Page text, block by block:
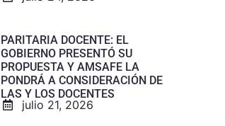
PARITARIA DOCENTE: EL
GOBIERNO PRESENTÓ SU
PROPUESTA Y AMSAFE LA
PONDRÁ A CONSIDERACIÓN DE
LAS Y LOS DOCENTES
julio 21, 2026